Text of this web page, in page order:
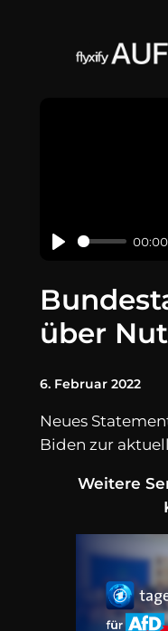
springen
00:00
über
6. Februar 2022
Neues
Biden zur
Weitere